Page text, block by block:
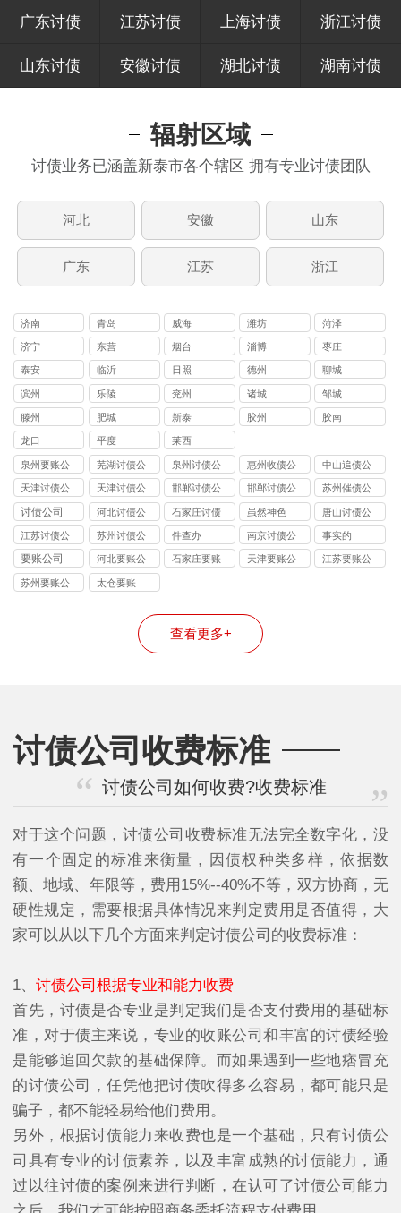
广东讨债 江苏讨债 上海讨债 浙江讨债
山东讨债 安徽讨债 湖北讨债 湖南讨债
辐射区域
讨债业务已涵盖新泰市各个辖区 拥有专业讨债团队
河北 安徽 山东
广东 江苏 浙江
济南 青岛 威海 潍坊 菏泽
济宁 东营 烟台 淄博 枣庄
泰安 临沂 日照 德州 聊城
滨州 乐陵 兖州 诸城 邹城
滕州 肥城 新泰 胶州 胶南
龙口 平度 莱西
泉州要账公
司
芜湖讨债公
司
泉州讨债公
司
惠州收债公
司
中山追债公
司
天津讨债公
司
天津讨债公
司
邯郸讨债公
司
邯郸讨债公
司
苏州催债公
司
讨债公司
河北讨债公
司
石家庄讨债
公司
虽然神色
唐山讨债公
司
江苏讨债公
司
苏州讨债公
司
件查办
南京讨债公
司
事实的
要账公司
河北要账公
司
石家庄要账
天津要账公
江苏要账公
苏州要账公
太仓要账
查看更多+
讨债公司收费标准
讨债公司如何收费?收费标准
对于这个问题，讨债公司收费标准无法完全数字化，没
有一个固定的标准来衡量，因债权种类多样，依据数
额、地域、年限等，费用15%--40%不等，双方协商，无
硬性规定，需要根据具体情况来判定费用是否值得，大
家可以从以下几个方面来判定讨债公司的收费标准：
1、 讨债公司根据专业和能力收费
首先，讨债是否专业是判定我们是否支付费用的基础标
准，对于债主来说，专业的收账公司和丰富的讨债经验
是能够追回欠款的基础保障。而如果遇到一些地痞冒充
的讨债公司，任凭他把讨债吹得多么容易，都可能只是
骗子，都不能轻易给他们费用。
另外，根据讨债能力来收费也是一个基础，只有讨债公
司具有专业的讨债素养，以及丰富成熟的讨债能力，通
过以往讨债的案例来进行判断，在认可了讨债公司能力